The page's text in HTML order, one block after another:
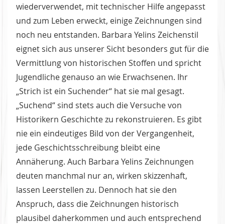
wiederverwendet, mit technischer Hilfe angepasst
und zum Leben erweckt, einige Zeichnungen sind
noch neu entstanden. Barbara Yelins Zeichenstil
eignet sich aus unserer Sicht besonders gut für die
Vermittlung von historischen Stoffen und spricht
Jugendliche genauso an wie Erwachsenen. Ihr
„Strich ist ein Suchender“ hat sie mal gesagt.
„Suchend“ sind stets auch die Versuche von
Historikern Geschichte zu rekonstruieren. Es gibt
nie ein eindeutiges Bild von der Vergangenheit,
jede Geschichtsschreibung bleibt eine
Annäherung. Auch Barbara Yelins Zeichnungen
deuten manchmal nur an, wirken skizzenhaft,
lassen Leerstellen zu. Dennoch hat sie den
Anspruch, dass die Zeichnungen historisch
plausibel daherkommen und auch entsprechend